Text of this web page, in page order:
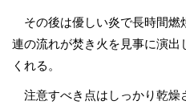
その後は優しい炎で長時間燃
連の流れが焚き火を見事に演出
くれる。
注意すべき点はしっかり乾燥